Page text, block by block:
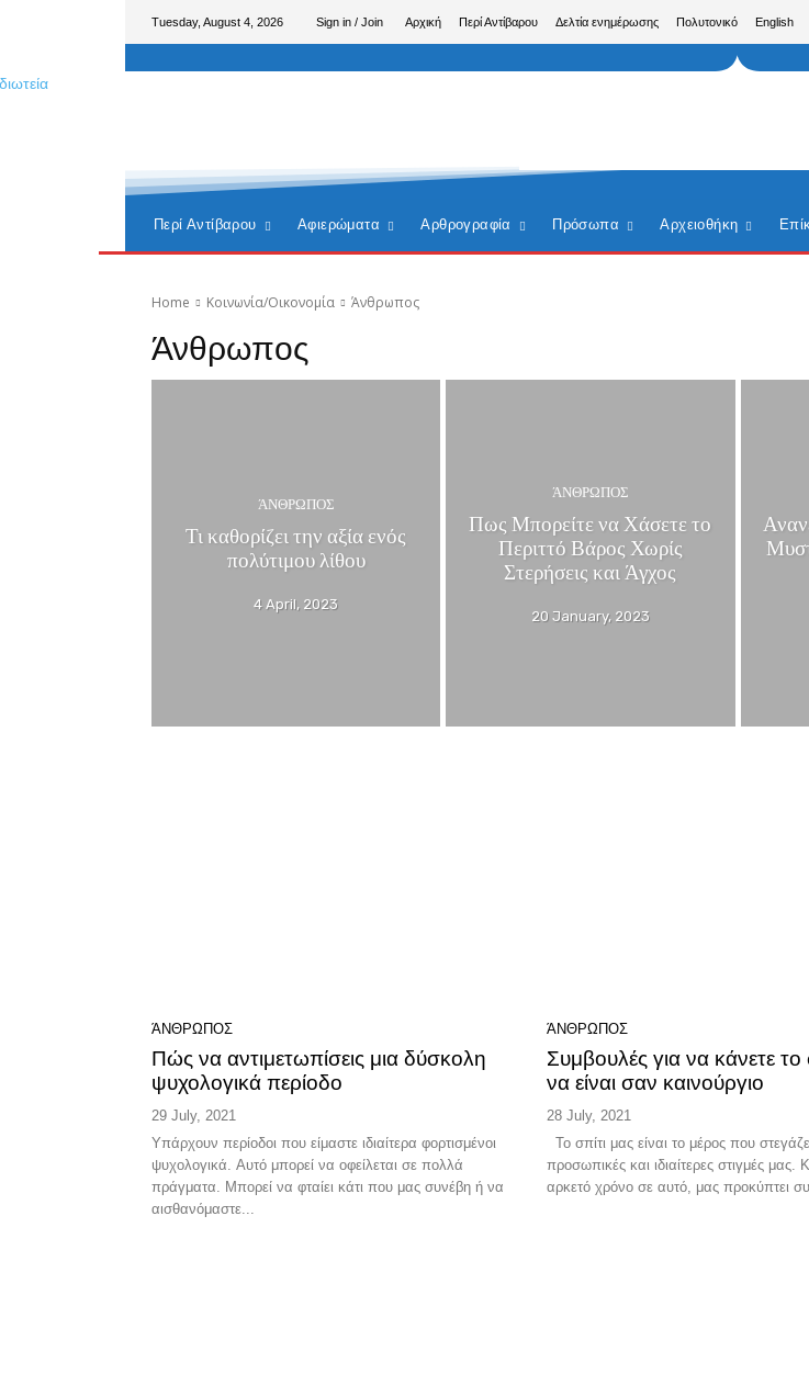
Tuesday, August 4, 2026 Sign in / Join Αρχική Περί Αντίβαρου Δελτία ενημέρωσης Πολυτονικό English
Περί Αντίβαρου Αφιερώματα Αρθρογραφία Πρόσωπα Αρχειοθήκη
Home Κοινωνία/Οικονομία Άνθρωπος
Άνθρωπος
ΆΝΘΡΩΠΟΣ
Τι καθορίζει την αξία ενός
πολύτιμου λίθου
4 April, 2023
ΆΝΘΡΩΠΟΣ
Πως Μπορείτε να Χάσετε το
Περιττό Βάρος Χωρίς
Στερήσεις και Άγχος
20 January, 2023
ΆΝΘΡΩΠΟΣ
Πώς να αντιμετωπίσεις μια δύσκολη
ψυχολογικά περίοδο
29 July, 2021
Υπάρχουν περίοδοι που είμαστε ιδιαίτερα φορτισμένοι
ψυχολογικά. Αυτό μπορεί να οφείλεται σε πολλά
πράγματα. Μπορεί να φταίει κάτι που μας συνέβη ή να
αισθανόμαστε...
ΆΝΘΡΩΠΟΣ
Συμβουλές για να κάνετε το
να είναι σαν καινούργιο
28 July, 2021
προσωπικές και ιδιαίτερες στιγμές
αρκετό χρόνο σε αυτό, μας προκύπτει